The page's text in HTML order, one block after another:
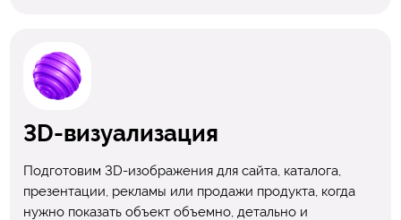
3D-визуализация
Подготовим 3D-изображения для сайта, каталога,
презентации, рекламы или продажи продукта, когда
нужно показать объект объемно, детально и